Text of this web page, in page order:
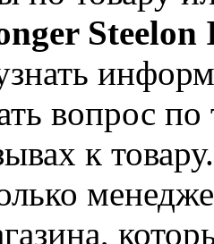
Steelon
вопрос
к